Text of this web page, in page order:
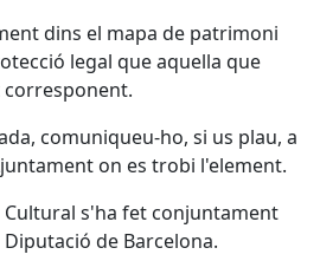
dins el mapa de patrimoni
legal que aquella que
corresponent.
comuniqueu-ho, si us plau, a
on es trobi l'element.
Cultural s'ha fet conjuntament
de Barcelona.